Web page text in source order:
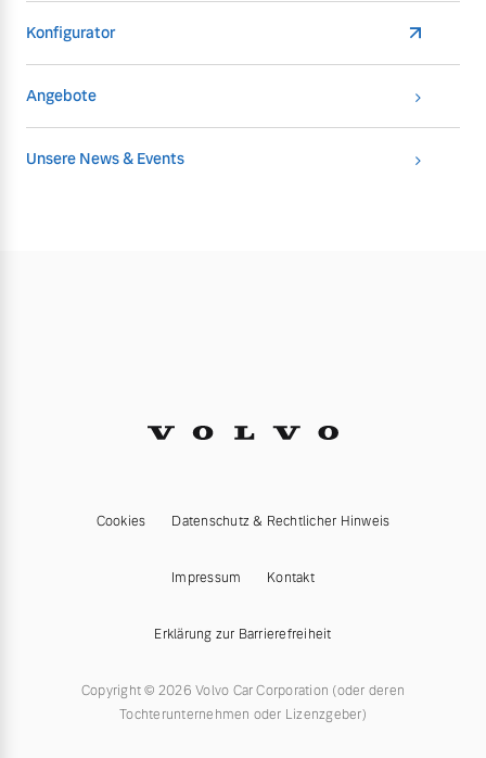
Konfigurator
Angebote
Unsere News & Events
Cookies Datenschutz & Rechtlicher Hinweis
Impressum Kontakt
Erklärung zur Barrierefreiheit
Copyright © 2026 Volvo Car Corporation (oder deren
Tochterunternehmen oder Lizenzgeber)